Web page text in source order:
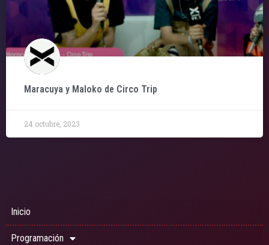
Maracuya y Maloko de Circo Trip
24 octubre, 2023
Inicio
Programación